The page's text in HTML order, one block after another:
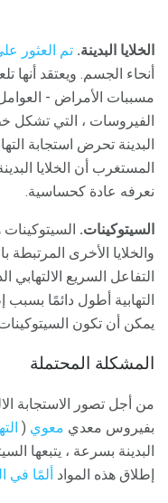
الخلايا البدينة. تم العثور
أنحاء الجسم. ويعتقد
مسببات الأمراض -
الفيروسات ، التي تشكل
البدينة تحرض استجابة
المستغرب أن الخلايا
نعرفه عادة كحساسية.
السيتوكينات. السيتوكينات
والخلايا الأخرى المرتبطة
التفاعل السريع الالتهابي
التهابية أطول دائمًا بسبب
يمكن أن تكون السيتوكينات
المشكلة المحتملة
من أجل تصور الاستجابة
بفيروس معدي معوي (
البدينة بسرعة ، يتبعها
إطلاق هذه المواد ألمًا في